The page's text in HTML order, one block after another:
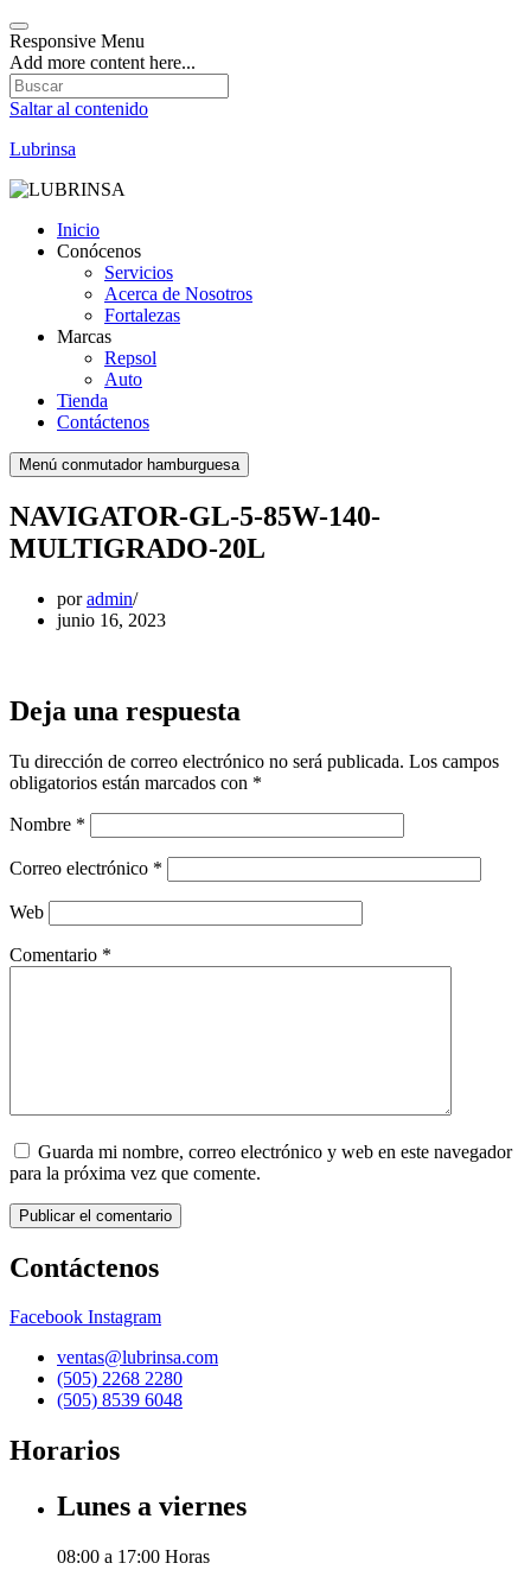
Responsive Menu
Add more content here...
Saltar al contenido
Lubrinsa
Inicio
Conócenos
Servicios
Acerca de Nosotros
Fortalezas
Marcas
Repsol
Auto
Tienda
Contáctenos
Menú conmutador hamburguesa
NAVIGATOR-GL-5-85W-140-
MULTIGRADO-20L
poradmin
junio 16, 2023
Deja una respuesta
Tu dirección de correo electrónico no será publicada. Los campos
obligatorios están marcados con *
Nombre *
Correo electrónico *
Web
Comentario *
Guarda mi nombre, correo electrónico y web en este navegador
para la próxima vez que comente.
Contáctenos
Facebook Instagram
ventas@lubrinsa.com
(505) 2268 2280
(505) 8539 6048
Horarios
Lunes a viernes
08:00 a 17:00 Horas